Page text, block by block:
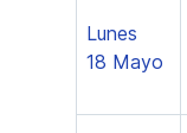
Lunes
18 Mayo